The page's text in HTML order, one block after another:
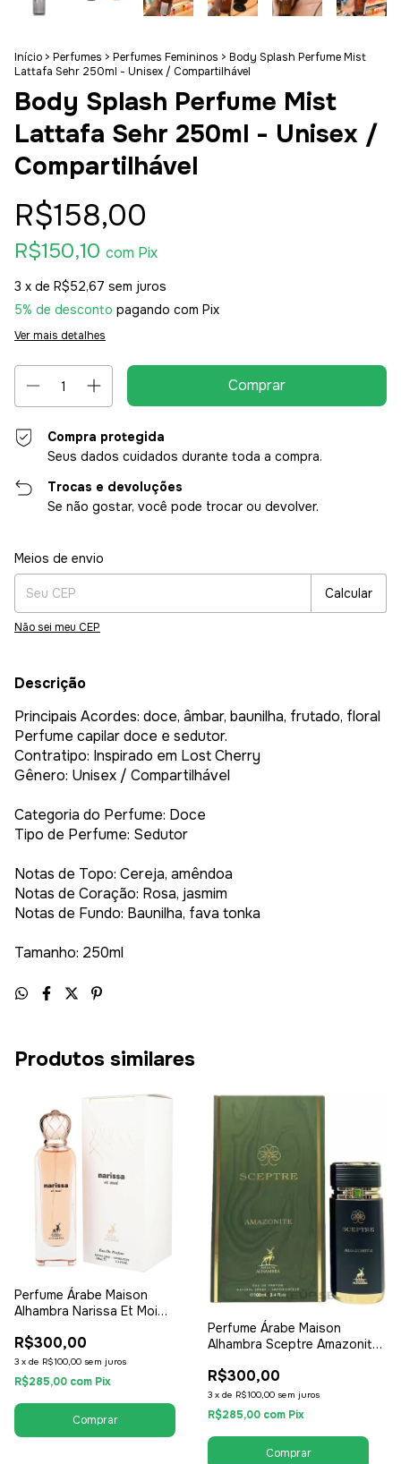
Início > Perfumes > Perfumes Femininos > Body Splash Perfume Mist
Lattafa Sehr 250ml - Unisex / Compartilhável
Body Splash Perfume Mist
Lattafa Sehr 250ml - Unisex /
Compartilhável
R$158,00
R$150,10 com Pix
3 x de R$52,67 sem juros
5% de desconto pagando com Pix
Ver mais detalhes
Compra protegida
Seus dados cuidados durante toda a compra.
Trocas e devoluções
Se não gostar, você pode trocar ou devolver.
Entregas para o CEP:
Meios de envio
Calcular
Não sei meu CEP
Descrição
Principais Acordes: doce, âmbar, baunilha, frutado, floral
Perfume capilar doce e sedutor.
Contratipo: Inspirado em Lost Cherry
Gênero: Unisex / Compartilhável
Categoria do Perfume: Doce
Tipo de Perfume: Sedutor
Notas de Topo: Cereja, amêndoa
Notas de Coração: Rosa, jasmim
Notas de Fundo: Baunilha, fava tonka
Tamanho: 250ml
Produtos similares
Perfume Árabe Maison
Alhambra Narissa Et Moi
Unissex / Compartilhável
R$300,00
3 x de R$100,00 sem juros
R$285,00 com Pix
Perfume Árabe Maison
Alhambra Sceptre Amazonite
Feminino
R$300,00
3 x de R$100,00 sem juros
R$285,00 com Pix